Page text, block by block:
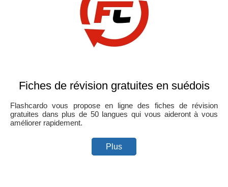
Fiches de révision gratuites en suédois
Flashcardo vous propose en ligne des fiches de révision
gratuites dans plus de 50 langues qui vous aideront à vous
améliorer rapidement.
Plus